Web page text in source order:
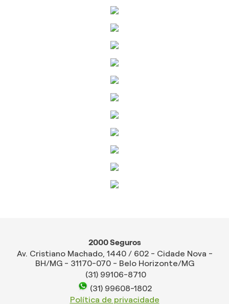
2000 Seguros
Av. Cristiano Machado, 1440 / 602 - Cidade Nova -
BH/MG - 31170-070 - Belo Horizonte/MG
(31) 99106-8710
(31) 99608-1802
Política de privacidade